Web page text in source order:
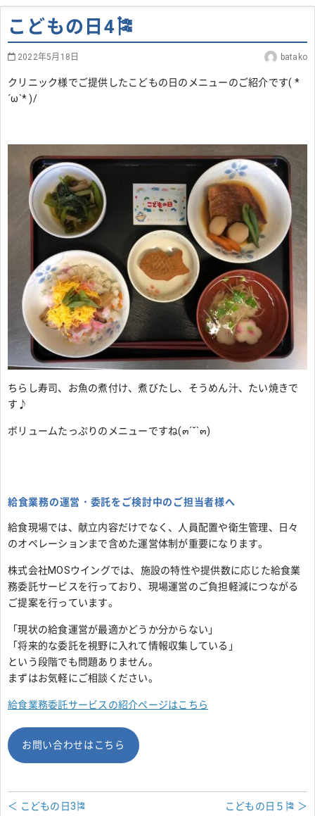
こどもの日4🎏
2022年5月18日 batako
クリニック様でご提供したこどもの日のメニューのご紹介です( *
´ω`* )/
ちらし寿司、お魚の煮付け、煮びたし、そうめん汁、たい焼きで
す♪
ボリュームたっぷりのメニューですね(๓´˘`๓)
給食業務の運営・委託をご検討中のご担当者様へ
給食現場では、献立内容だけでなく、人員配置や衛生管理、日々
のオペレーションまで含めた運営体制が重要になります。
株式会社MOSウイングでは、施設の特性や提供数に応じた給食業
務委託サービスを行っており、現場運営のご負担軽減につながる
ご提案を行っています。
「現状の給食運営が最適かどうか分からない」
「将来的な委託を視野に入れて情報収集している」
という段階でも問題ありません。
まずはお気軽にご相談ください。
給食業務委託サービスの紹介ページはこちら
お問い合わせはこちら
こどもの日５🎏 ＞
＜ こどもの日3🎏